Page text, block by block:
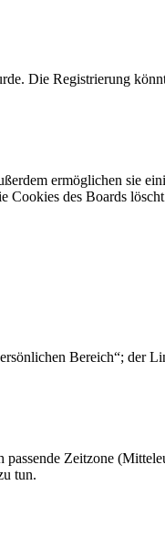
Die Registrierung
ermöglichen sie
Cookies des Boards
Bereich“; der
Zeitzone
tun.